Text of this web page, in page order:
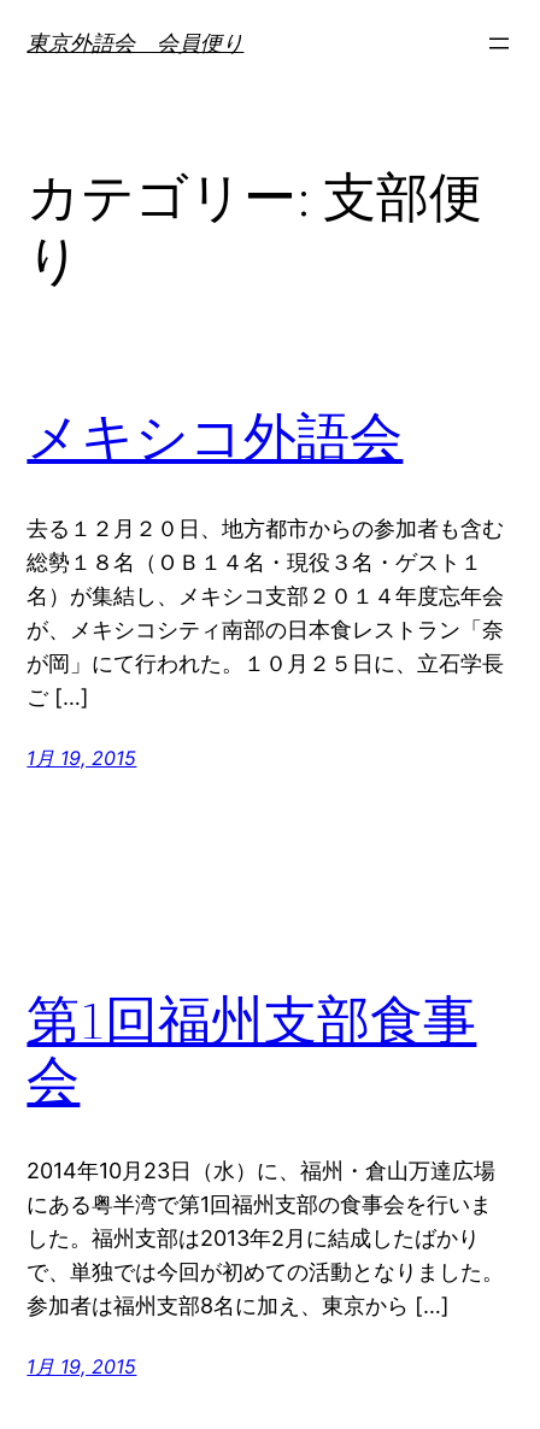
東京外語会 会員便り
カテゴリー: 支部便
り
メキシコ外語会
去る１２月２０日、地方都市からの参加者も含む
総勢１８名（ＯＢ１４名・現役３名・ゲスト１
名）が集結し、メキシコ支部２０１４年度忘年会
が、メキシコシティ南部の日本食レストラン「奈
が岡」にて行われた。１０月２５日に、立石学長
ご […]
1月 19, 2015
第1回福州支部食事
会
2014年10月23日（水）に、福州・倉山万達広場
にある粤半湾で第1回福州支部の食事会を行いま
した。福州支部は2013年2月に結成したばかり
で、単独では今回が初めての活動となりました。
参加者は福州支部8名に加え、東京から […]
1月 19, 2015